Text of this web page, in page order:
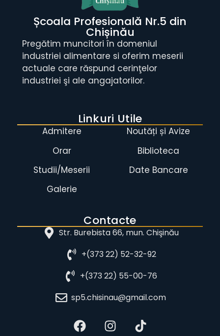
Școala Profesională Nr.5 din
Chișinău
Pregătim muncitori în domeniul
industriei alimentare si oferim meserii
actuale care răspund cerinţelor
industriei şi ale angajatorilor.
Linkuri Utile
Admitere
Orar
Studii/Meserii
Galerie
Noutăți și Avize
Biblioteca
Date Bancare
Contacte
Str. Burebista 66, mun. Chişinău
+(373 22) 52-32-92
+(373 22) 55-00-76
sp5.chisinau@gmail.com